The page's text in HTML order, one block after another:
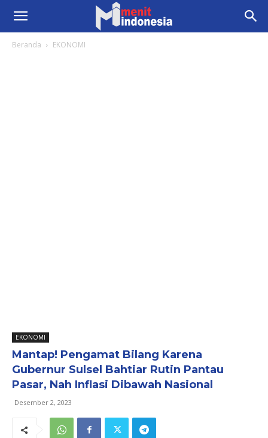
Beranda EKONOMI
EKONOMI
Mantap! Pengamat Bilang Karena
Gubernur Sulsel Bahtiar Rutin Pantau
Pasar, Nah Inflasi Dibawah Nasional
Desember 2, 2023